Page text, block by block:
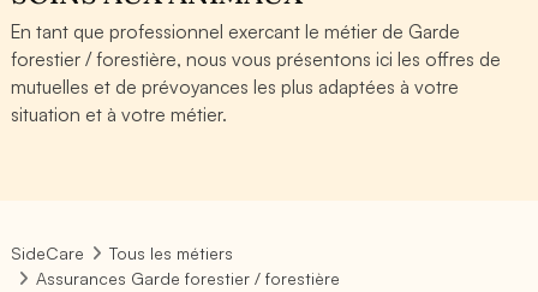
En tant que professionnel exercant le métier de Garde
forestier / forestière, nous vous présentons ici les offres de
mutuelles et de prévoyances les plus adaptées à votre
situation et à votre métier.
SideCare
Tous les métiers
Assurances Garde forestier / forestière